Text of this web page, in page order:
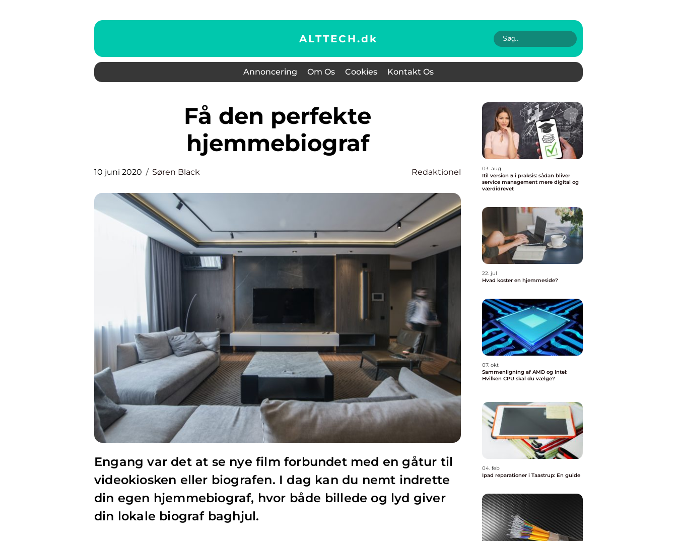
ALTTECH.dk
Annoncering Om Os Cookies Kontakt Os
Få den perfekte
hjemmebiograf
10 juni 2020 Søren Black Redaktionel
Engang var det at se nye film forbundet med en gåtur til
videokiosken eller biografen. I dag kan du nemt indrette
din egen hjemmebiograf, hvor både billede og lyd giver
din lokale biograf baghjul.
03. aug
Itil version 5 i praksis: sådan bliver
service management mere digital og
værdidrevet
22. jul
Hvad koster en hjemmeside?
07. okt
Sammenligning af AMD og Intel:
Hvilken CPU skal du vælge?
04. feb
Ipad reparationer i Taastrup: En guide